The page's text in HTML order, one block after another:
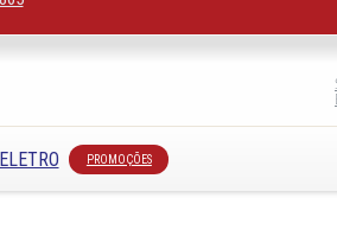
ELETRO PROMOÇÕES